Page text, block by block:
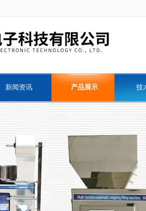
新闻资讯 产品展示 技